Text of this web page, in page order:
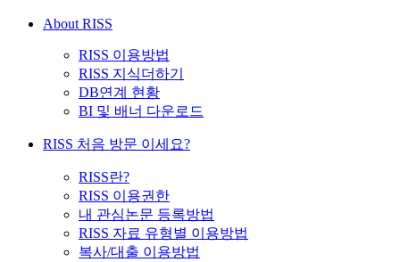
About RISS
RISS 이용방법
RISS 지식더하기
DB연계 현황
BI 및 배너 다운로드
RISS 처음 방문 이세요?
RISS란?
RISS 이용권한
내 관심논문 등록방법
RISS 자료 유형별 이용방법
복사/대출 이용방법